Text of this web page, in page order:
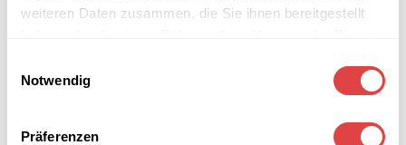
weiteren Daten zusammen, die Sie ihnen bereitgestellt
Notwendig
Präferenzen